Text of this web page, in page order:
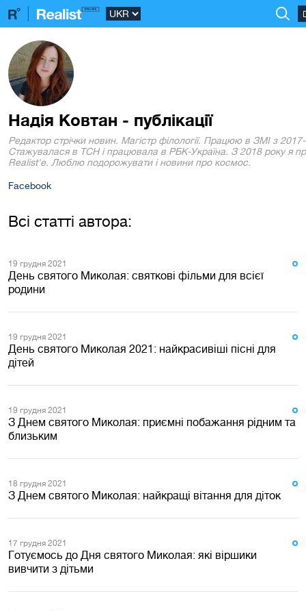
Надія Ковтан - публікації
Редактор стрічки новин. Магістр філології. Працюю в ЗМІ з
Стажувалася в ТСН і працювала в РБК-Україна. З 2018 року я
Realist'е. Люблю подорожувати і новини про космос.
Facebook
Всі статті автора:
19 грудня 2021
День святого Миколая: святкові фільми для всієї
родини
19 грудня 2021
День святого Миколая 2021: найкрасивіші пісні для
дітей
19 грудня 2021
З Днем святого Миколая: приємні побажання рідним та
близьким
18 грудня 2021
З Днем святого Миколая: найкращі вітання для діток
17 грудня 2021
Готуємось до Дня святого Миколая: які віршики
вивчити з дітьми